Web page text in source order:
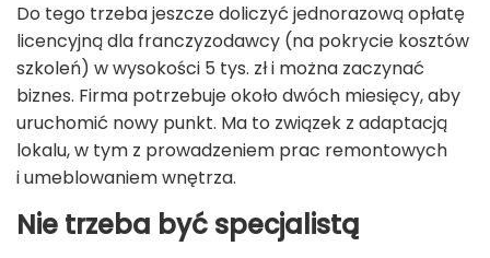
Do tego trzeba jeszcze doliczyć jednorazową opłatę
licencyjną dla franczyzodawcy (na pokrycie kosztów
szkoleń) w wysokości 5 tys. zł i można zaczynać
biznes. Firma potrzebuje około dwóch miesięcy, aby
uruchomić nowy punkt. Ma to związek z adaptacją
lokalu, w tym z prowadzeniem prac remontowych
i umeblowaniem wnętrza.
Nie trzeba być specjalistą